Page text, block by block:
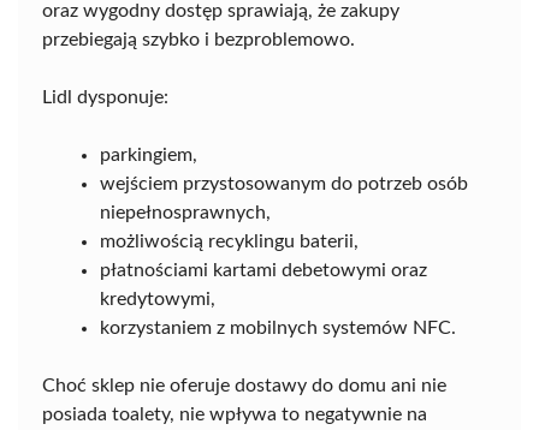
oraz wygodny dostęp sprawiają, że zakupy
przebiegają szybko i bezproblemowo.
Lidl dysponuje:
parkingiem,
wejściem przystosowanym do potrzeb osób
niepełnosprawnych,
możliwością recyklingu baterii,
płatnościami kartami debetowymi oraz
kredytowymi,
korzystaniem z mobilnych systemów NFC.
Choć sklep nie oferuje dostawy do domu ani nie
posiada toalety, nie wpływa to negatywnie na